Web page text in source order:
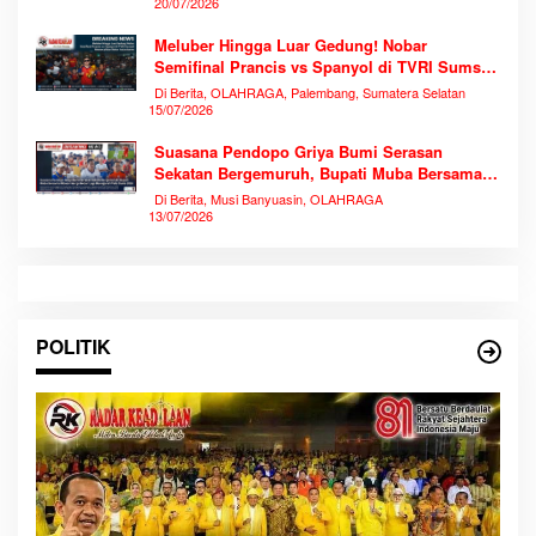
Meluber Hingga Luar Gedung! Nobar
Semifinal Prancis vs Spanyol di TVRI Sumsel
Memecahkan Rekor Antusiasme
Di Berita, OLAHRAGA, Palembang, Sumatera Selatan
15/07/2026
Suasana Pendopo Griya Bumi Serasan
Sekatan Bergemuruh, Bupati Muba Bersama
Ribuan Warga Nobar Laga Bersejarah Piala
Dunia 2026
Di Berita, Musi Banyuasin, OLAHRAGA
13/07/2026
POLITIK